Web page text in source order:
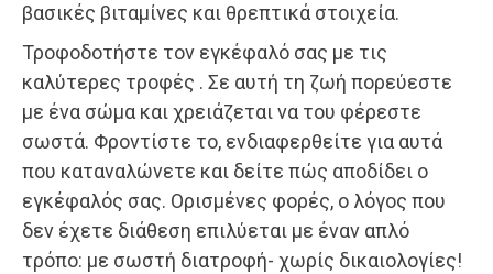
βασικές βιταμίνες και θρεπτικά στοιχεία.
Τροφοδοτήστε τον εγκέφαλό σας με τις
καλύτερες τροφές . Σε αυτή τη ζωή πορεύεστε
με ένα σώμα και χρειάζεται να του φέρεστε
σωστά. Φροντίστε το, ενδιαφερθείτε για αυτά
που καταναλώνετε και δείτε πώς αποδίδει ο
εγκέφαλός σας. Ορισμένες φορές, ο λόγος που
δεν έχετε διάθεση επιλύεται με έναν απλό
τρόπο: με σωστή διατροφή- χωρίς δικαιολογίες!